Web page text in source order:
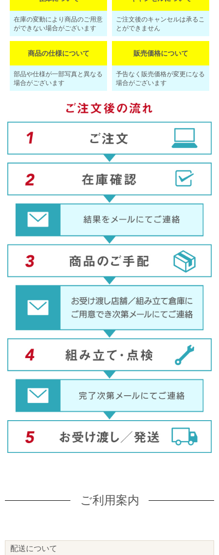
在庫の変動により商品のご用意
ができない場合がございます
ご注文後のキャンセルは承るこ
とができません
商品の仕様について
部品や仕様が一部写真と異なる
場合がございます
販売価格について
予告なく販売価格が変更になる
場合がございます
ご利用案内
配送について